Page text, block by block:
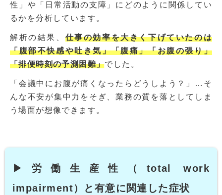
性」や「日常活動の支障」にどのように関係してい
るかを分析しています。
解析の結果、 仕事の効率を大きく下げていたのは
「腹部不快感や吐き気」「腹痛」「お腹の張り」
「排便時刻の予測困難」でした。
「会議中にお腹が痛くなったらどうしよう？」…そ
んな不安が集中力をそぎ、業務の質を落としてしま
う場面が想像できます。
▶労働生産性（total work
impairment）と有意に関連した症状